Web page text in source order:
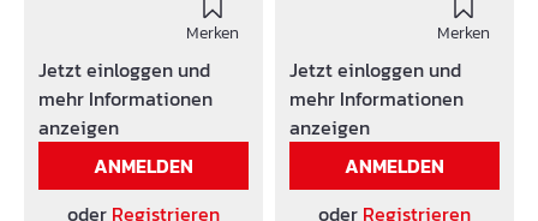
Schiessen und Nageln,
Befestigung alle 15 cm
Merken
Jetzt einloggen und
mehr Informationen
anzeigen
ANMELDEN
oder Registrieren
Bohrlöcher Ø 8 mm,
Befestigung alle 15 cm
Merken
Jetzt einloggen und
mehr Informationen
anzeigen
ANMELDEN
oder Registrieren